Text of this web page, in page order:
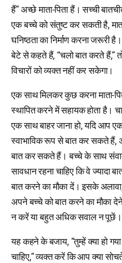
हैं” अच्छे माता-पिता हैं। सच्ची
एक बच्चे को संतुष्ट कर सकती है,
घनिष्ठता का निर्माण करना जरूरी
बेटे से कहते हैं, “चलो बात करते हैं,”
विचारों को व्यक्त नहीं कर सकेगा।
एक साथ मिलकर कुछ करना माता-
स्थापित करने में सहायक होता है।
एक साथ बाहर जाना हो, यदि आप
स्वाभाविक रूप से बात कर सकते हैं,
बात कर सकते हैं। बच्चे के साथ
सावधान रहना चाहिए कि वे
बात करने का मौका दें। इसके
अपने बच्चे को बात करने का मौका
न करें या बहुत अधिक सवाल न पूछें।
यह कहने के बजाय, “तुम्हें क्या हो
चाहिए,” व्यक्त करें कि आप क्या